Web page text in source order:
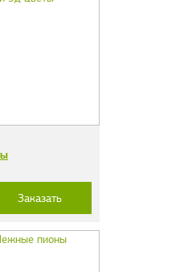
Заказать